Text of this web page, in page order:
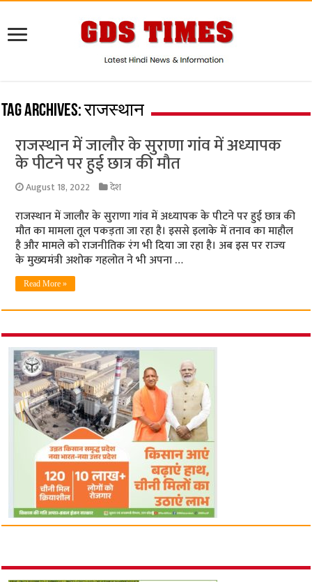
Tag Archives:राजस्‍थान
राजस्‍थान में जालौर के सुराणा गांव में अध्‍यापक
के पीटने पर हुई छात्र की मौत
August 18, 2022 देश
राजस्‍थान में जालौर के सुराणा गांव में अध्‍यापक के पीटने पर हुई छात्र की
मौत का मामला तूल पकड़ता जा रहा है। इससे इलाके में तनाव का माहौल
है और मामले को राजनीतिक रंग भी दिया जा रहा है। अब इस पर राज्‍य
के मुख्‍यमंत्री अशोक गहलोत ने भी अपना …
Read More »